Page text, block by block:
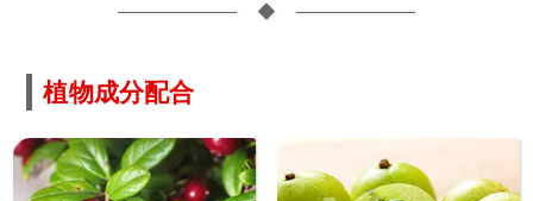
◆
植物成分配合